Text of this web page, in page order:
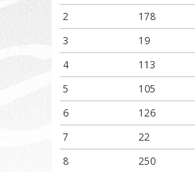
2
178
3
19
4
113
5
105
6
126
7
22
8
250